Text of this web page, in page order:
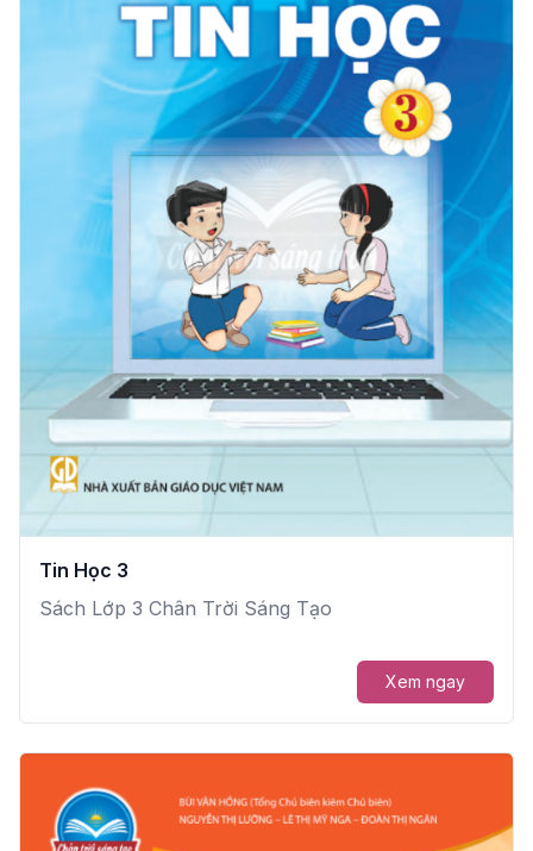
Tin Học 3
Sách Lớp 3 Chân Trời Sáng Tạo
Xem ngay